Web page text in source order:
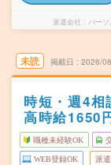
派遣会社 パー
未読 掲載日 2026/
時短・週4
高時給1650
職種未経験OK
WEB登録OK 派遣